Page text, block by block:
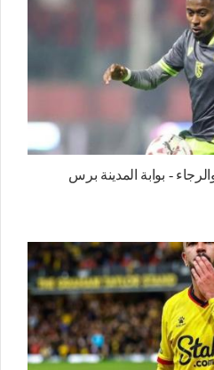
- بوابة المدينة برس